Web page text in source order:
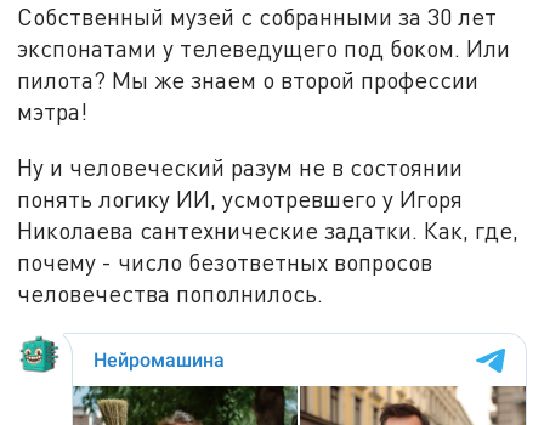
Собственный музей с собранными за 30 лет
экспонатами у телеведущего под боком. Или
пилота? Мы же знаем о второй профессии
мэтра!
Ну и человеческий разум не в состоянии
понять логику ИИ, усмотревшего у Игоря
Николаева сантехнические задатки. Как, где,
почему - число безответных вопросов
человечества пополнилось.